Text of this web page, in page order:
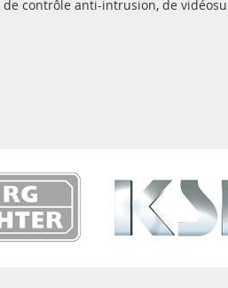
de contrôle anti-intrusion, de